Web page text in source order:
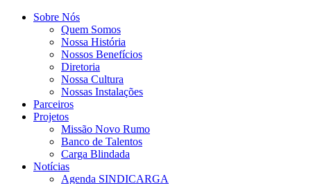
Sobre Nós
Quem Somos
Nossa História
Nossos Benefícios
Diretoria
Nossa Cultura
Nossas Instalações
Parceiros
Projetos
Missão Novo Rumo
Banco de Talentos
Carga Blindada
Notícias
Agenda SINDICARGA